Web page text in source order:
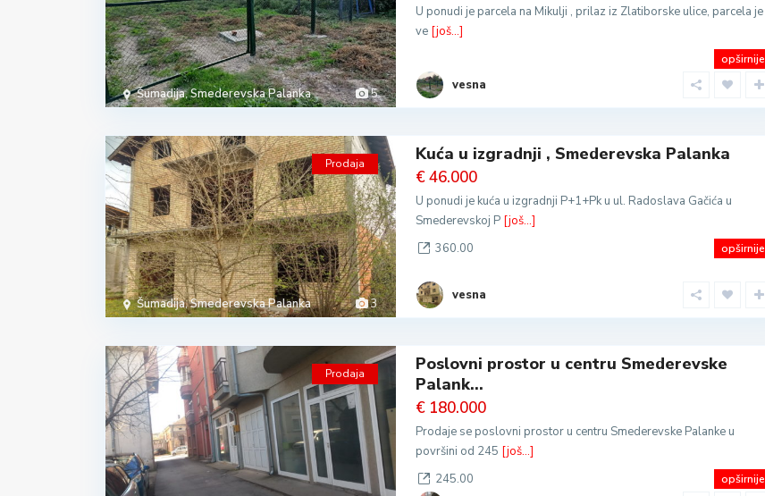
5
Šumadija,Smederevska Palanka
U ponudi je parcela na Mikulji , prilaz iz Zlatiborske ulice, parcela je
ve [još...]
opširnije
vesna
3
Šumadija,Smederevska Palanka
Prodaja Kuća u izgradnji , Smederevska Palanka
€ 46.000
U ponudi je kuća u izgradnji P+1+Pk u ul. Radoslava Gačića u
Smederevskoj P [još...]
360.00
opširnije
vesna
Prodaja
Poslovni prostor u centru Smederevske
Palank...
€ 180.000
Prodaje se poslovni prostor u centru Smederevske Palanke u
površini od 245 [još...]
245.00
opširnije